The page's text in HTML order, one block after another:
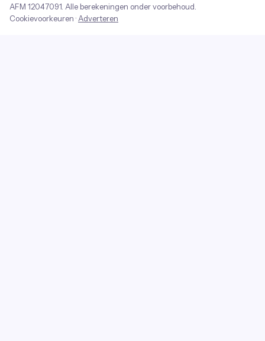
AFM 12047091 . Alle berekeningen onder voorbehoud.
Cookievoorkeuren · Adverteren